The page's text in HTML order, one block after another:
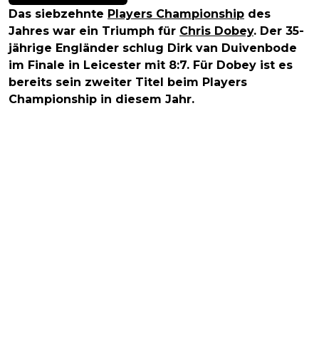
Das siebzehnte Players Championship des
Jahres war ein Triumph für Chris Dobey. Der 35-
jährige Engländer schlug Dirk van Duivenbode
im Finale in Leicester mit 8:7. Für Dobey ist es
bereits sein zweiter Titel beim Players
Championship in diesem Jahr.